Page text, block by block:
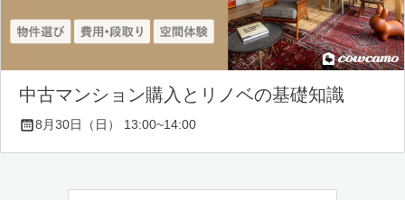
中古マンション購入とリノベの基礎知識
8月30日（日） 13:00~14:00